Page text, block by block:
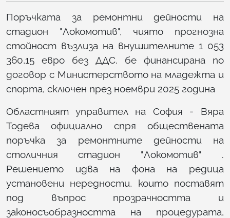
Поръчката за ремонтни дейности на
стадион "Локомотив", чиято прогнозна
стойност възлиза на внушителните 1 053
360,15 евро без ДДС, бе финансирана по
договор с Министерството на младежта и
спорта, сключен през ноември 2025 година
Областният управител на София - Вяра
Тодева официално спря обществената
поръчка за ремонтните дейности на
столичния стадион "Локомотив" .
Решението идва на фона на редица
установени нередности, които поставят
под въпрос прозрачността и
законосъобразността на процедурата,